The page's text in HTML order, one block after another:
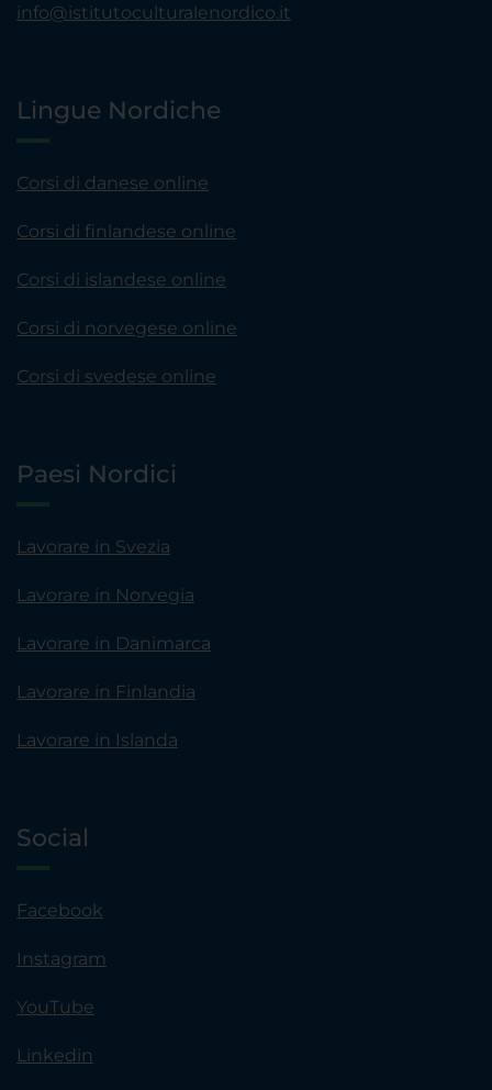
info@istitutoculturalenordico.it
Lingue Nordiche
Corsi di danese online
Corsi di finlandese online
Corsi di islandese online
Corsi di norvegese online
Corsi di svedese online
Paesi Nordici
Lavorare in Svezia
Lavorare in Norvegia
Lavorare in Danimarca
Lavorare in Finlandia
Lavorare in Islanda
Social
Facebook
Instagram
YouTube
Linkedin